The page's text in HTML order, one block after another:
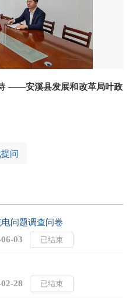
——安溪县发展和改革局叶政
问
问题调查问卷
03 已结束
28 已结束